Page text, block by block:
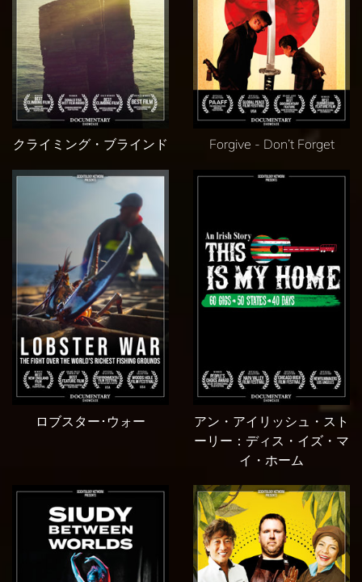
クライミング・ブラインド Forgive - Don’t Forget
ロブスター･ウォー
アン・アイリッシュ・スト
ーリー：ディス・イズ・マ
イ・ホーム